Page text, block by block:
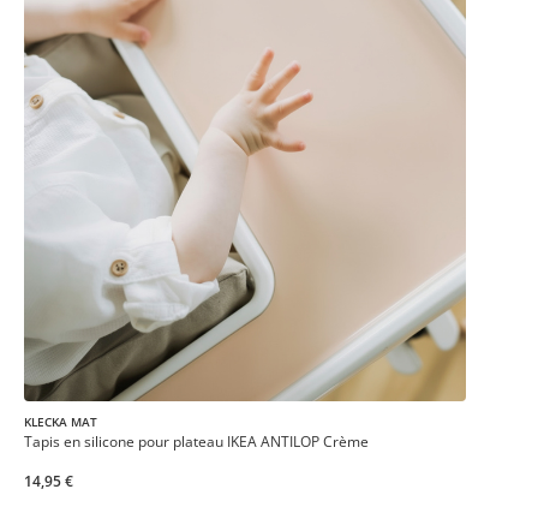
KLECKA MAT
Tapis en silicone pour plateau IKEA ANTILOP Crème
14,95 €